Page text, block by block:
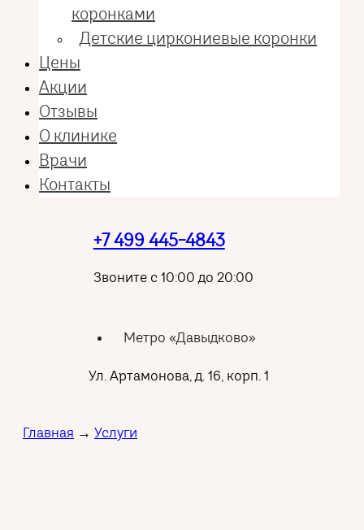
коронками
Детские циркониевые коронки
Цены
Акции
Отзывы
О клинике
Врачи
Контакты
+7 499 445-4843
Звоните с 10:00 до 20:00
Метро «Давыдково»
Ул. Артамонова, д. 16, корп. 1
Главная → Услуги